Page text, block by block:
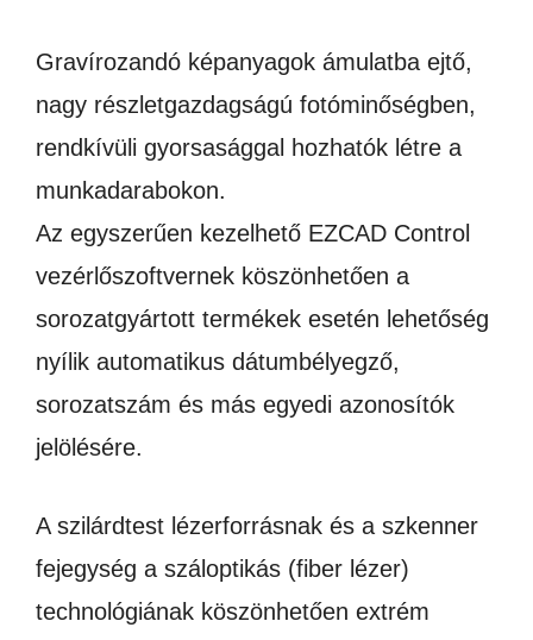
Gravírozandó képanyagok ámulatba ejtő,
nagy részletgazdagságú fotóminőségben,
rendkívüli gyorsasággal hozhatók létre a
munkadarabokon.
Az egyszerűen kezelhető EZCAD Control
vezérlőszoftvernek köszönhetően a
sorozatgyártott termékek esetén lehetőség
nyílik automatikus dátumbélyegző,
sorozatszám és más egyedi azonosítók
jelölésére.
A szilárdtest lézerforrásnak és a szkenner
fejegység a száloptikás (fiber lézer)
technológiának köszönhetően extrém